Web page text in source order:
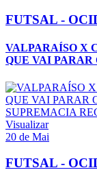
FUTSAL -
VALPARAÍSO X
QUE VAI PARAR
Visualizar
20 de Mai
FUTSAL -